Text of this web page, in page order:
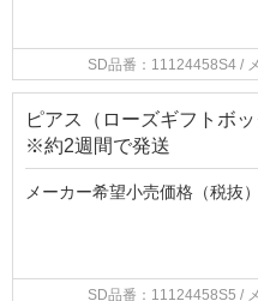
SD品番：11124458S4 /
ピアス（ローズギフトボ
※約2週間で発送
メーカー希望小売価格（税抜）
SD品番：11124458S5 /